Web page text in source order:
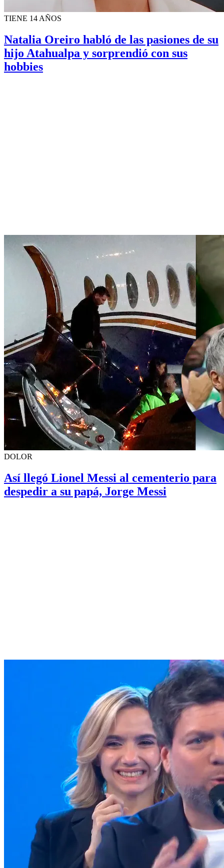
TIENE 14 AÑOS
Natalia Oreiro habló de las pasiones de su
hijo Atahualpa y sorprendió con sus
hobbies
DOLOR
Así llegó Lionel Messi al cementerio para
despedir a su papá, Jorge Messi